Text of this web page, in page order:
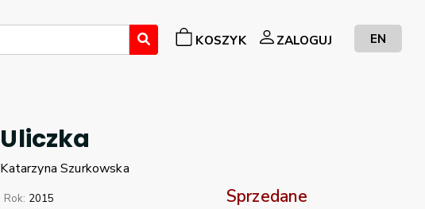
KOSZYK ZALOGUJ EN
Uliczka
Katarzyna Szurkowska
Rok: 2015
Sprzedane